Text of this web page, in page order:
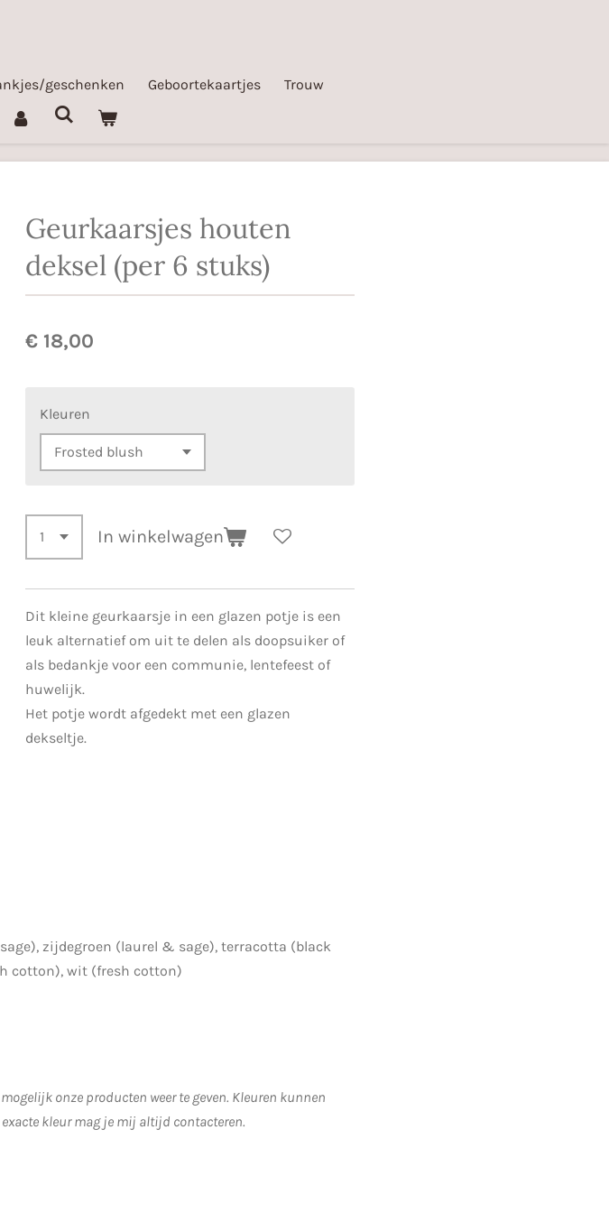
geschenken Geboortekaartjes
Trouw
Geurkaarsjes houten
deksel (per 6 stuks)
€ 18,00
Kleuren
In winkelwagen
Dit kleine geurkaarsje in een glazen potje is een
leuk alternatief om uit te delen als doopsuiker of
als bedankje voor een communie, lentefeest of
huwelijk.
Het potje wordt afgedekt met een glazen
dekseltje.
zijdegroen (laurel & sage), terracotta (black
cotton), wit (fresh cotton)
onze producten weer te geven. Kleuren kunnen
exacte kleur mag je mij altijd contacteren.